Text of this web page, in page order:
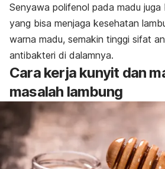
Senyawa polifenol pada madu
yang bisa menjaga kesehatan
warna madu, semakin tinggi sifat
antibakteri di dalamnya.
Cara kerja kunyit dan
masalah lambung